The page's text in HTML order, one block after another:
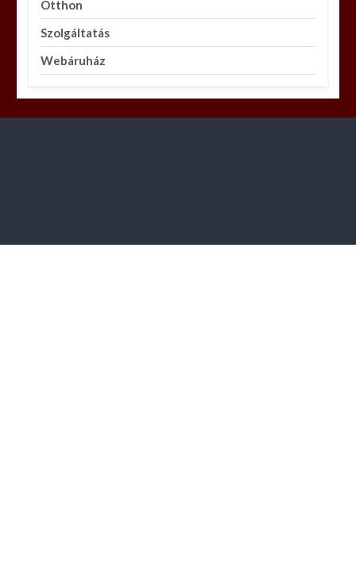
Otthon
Szolgáltatás
Webáruház